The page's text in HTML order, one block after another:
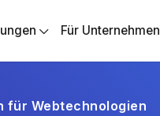
Für Unternehmen
für Webtechnologien